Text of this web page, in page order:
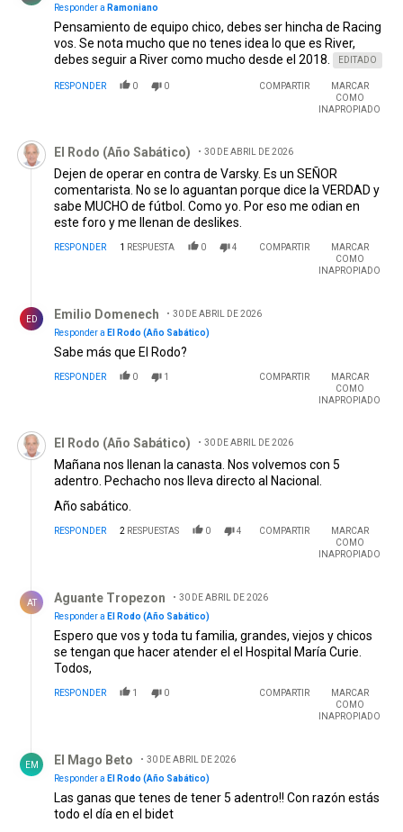
Responder a Ramoniano
Pensamiento de equipo chico, debes ser hincha de Racing
vos. Se nota mucho que no tenes idea lo que es River,
debes seguir a River como mucho desde el 2018.
EDITADO
RESPONDER 0 0 COMPARTIR
MARCAR
COMO
INAPROPIADO
Comentario de El Rodo (Año Sabático).
El Rodo (Año Sabático) 30 DE ABRIL DE 2026
Dejen de operar en contra de Varsky. Es un SEÑOR
comentarista. No se lo aguantan porque dice la VERDAD y
sabe MUCHO de fútbol. Como yo. Por eso me odian en
este foro y me llenan de deslikes.
RESPONDER 1 RESPUESTA 0 4 COMPARTIR
MARCAR
COMO
INAPROPIADO
ED Emilio Domenech
30 DE ABRIL DE 2026
Responder a El Rodo (Año Sabático)
Sabe más que El Rodo?
RESPONDER 0 1 COMPARTIR
MARCAR
COMO
INAPROPIADO
Comentario de El Rodo (Año Sabático).
El Rodo (Año Sabático) 30 DE ABRIL DE 2026
Mañana nos llenan la canasta. Nos volvemos con 5
adentro. Pechacho nos lleva directo al Nacional.
Año sabático.
RESPONDER 2 RESPUESTAS 0 4 COMPARTIR
MARCAR
COMO
INAPROPIADO
AT Aguante Tropezon
30 DE ABRIL DE 2026
Responder a El Rodo (Año Sabático)
Espero que vos y toda tu familia, grandes, viejos y chicos
se tengan que hacer atender el el Hospital María Curie.
Todos,
RESPONDER 1 0 COMPARTIR
MARCAR
COMO
INAPROPIADO
EM El Mago Beto
30 DE ABRIL DE 2026
Responder a El Rodo (Año Sabático)
Las ganas que tenes de tener 5 adentro!! Con razón estás
todo el día en el bidet